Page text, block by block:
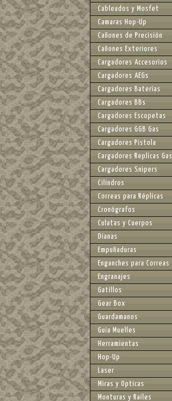
Cableados y Mosfet
Camaras Hop-Up
Cañones de Precisión
Cañones Exteriores
Cargadores Accesorios
Cargadores AEGs
Cargadores Baterías
Cargadores BBs
Cargadores Escopetas
Cargadores GGB Gas
Cargadores Pistola
Cargadores Replicas Gas
Cargadores Snipers
Cilindros
Correas para Réplicas
Cronógrafos
Culatas y Cuerpos
Dianas
Empuñaduras
Enganches para Correas
Engranajes
Gatillos
Gear Box
Guardamanos
Guia Muelles
Herramientas
Hop-Up
Laser
Miras y Opticas
Monturas y Railes